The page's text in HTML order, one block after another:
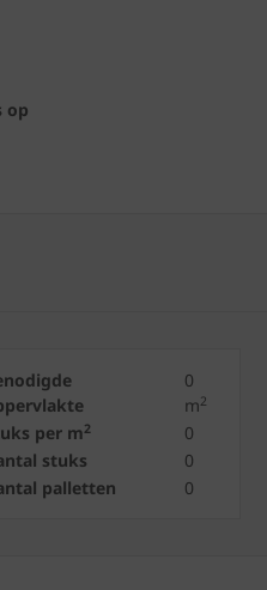
op
0
m2
per m2
0
stuks
0
palletten
0